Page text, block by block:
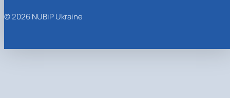
© 2026 NUBiP Ukraine